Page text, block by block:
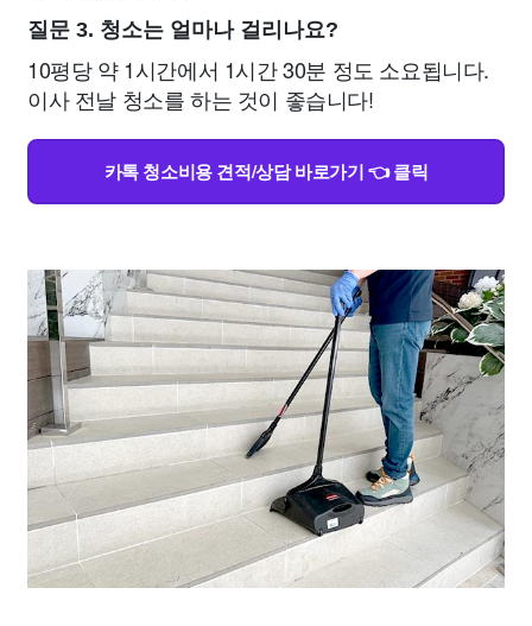
질문 3. 청소는 얼마나 걸리나요?
10평당 약 1시간에서 1시간 30분 정도 소요됩니다.
이사 전날 청소를 하는 것이 좋습니다!
카톡 청소비용 견적/상담 바로가기 👈 클릭